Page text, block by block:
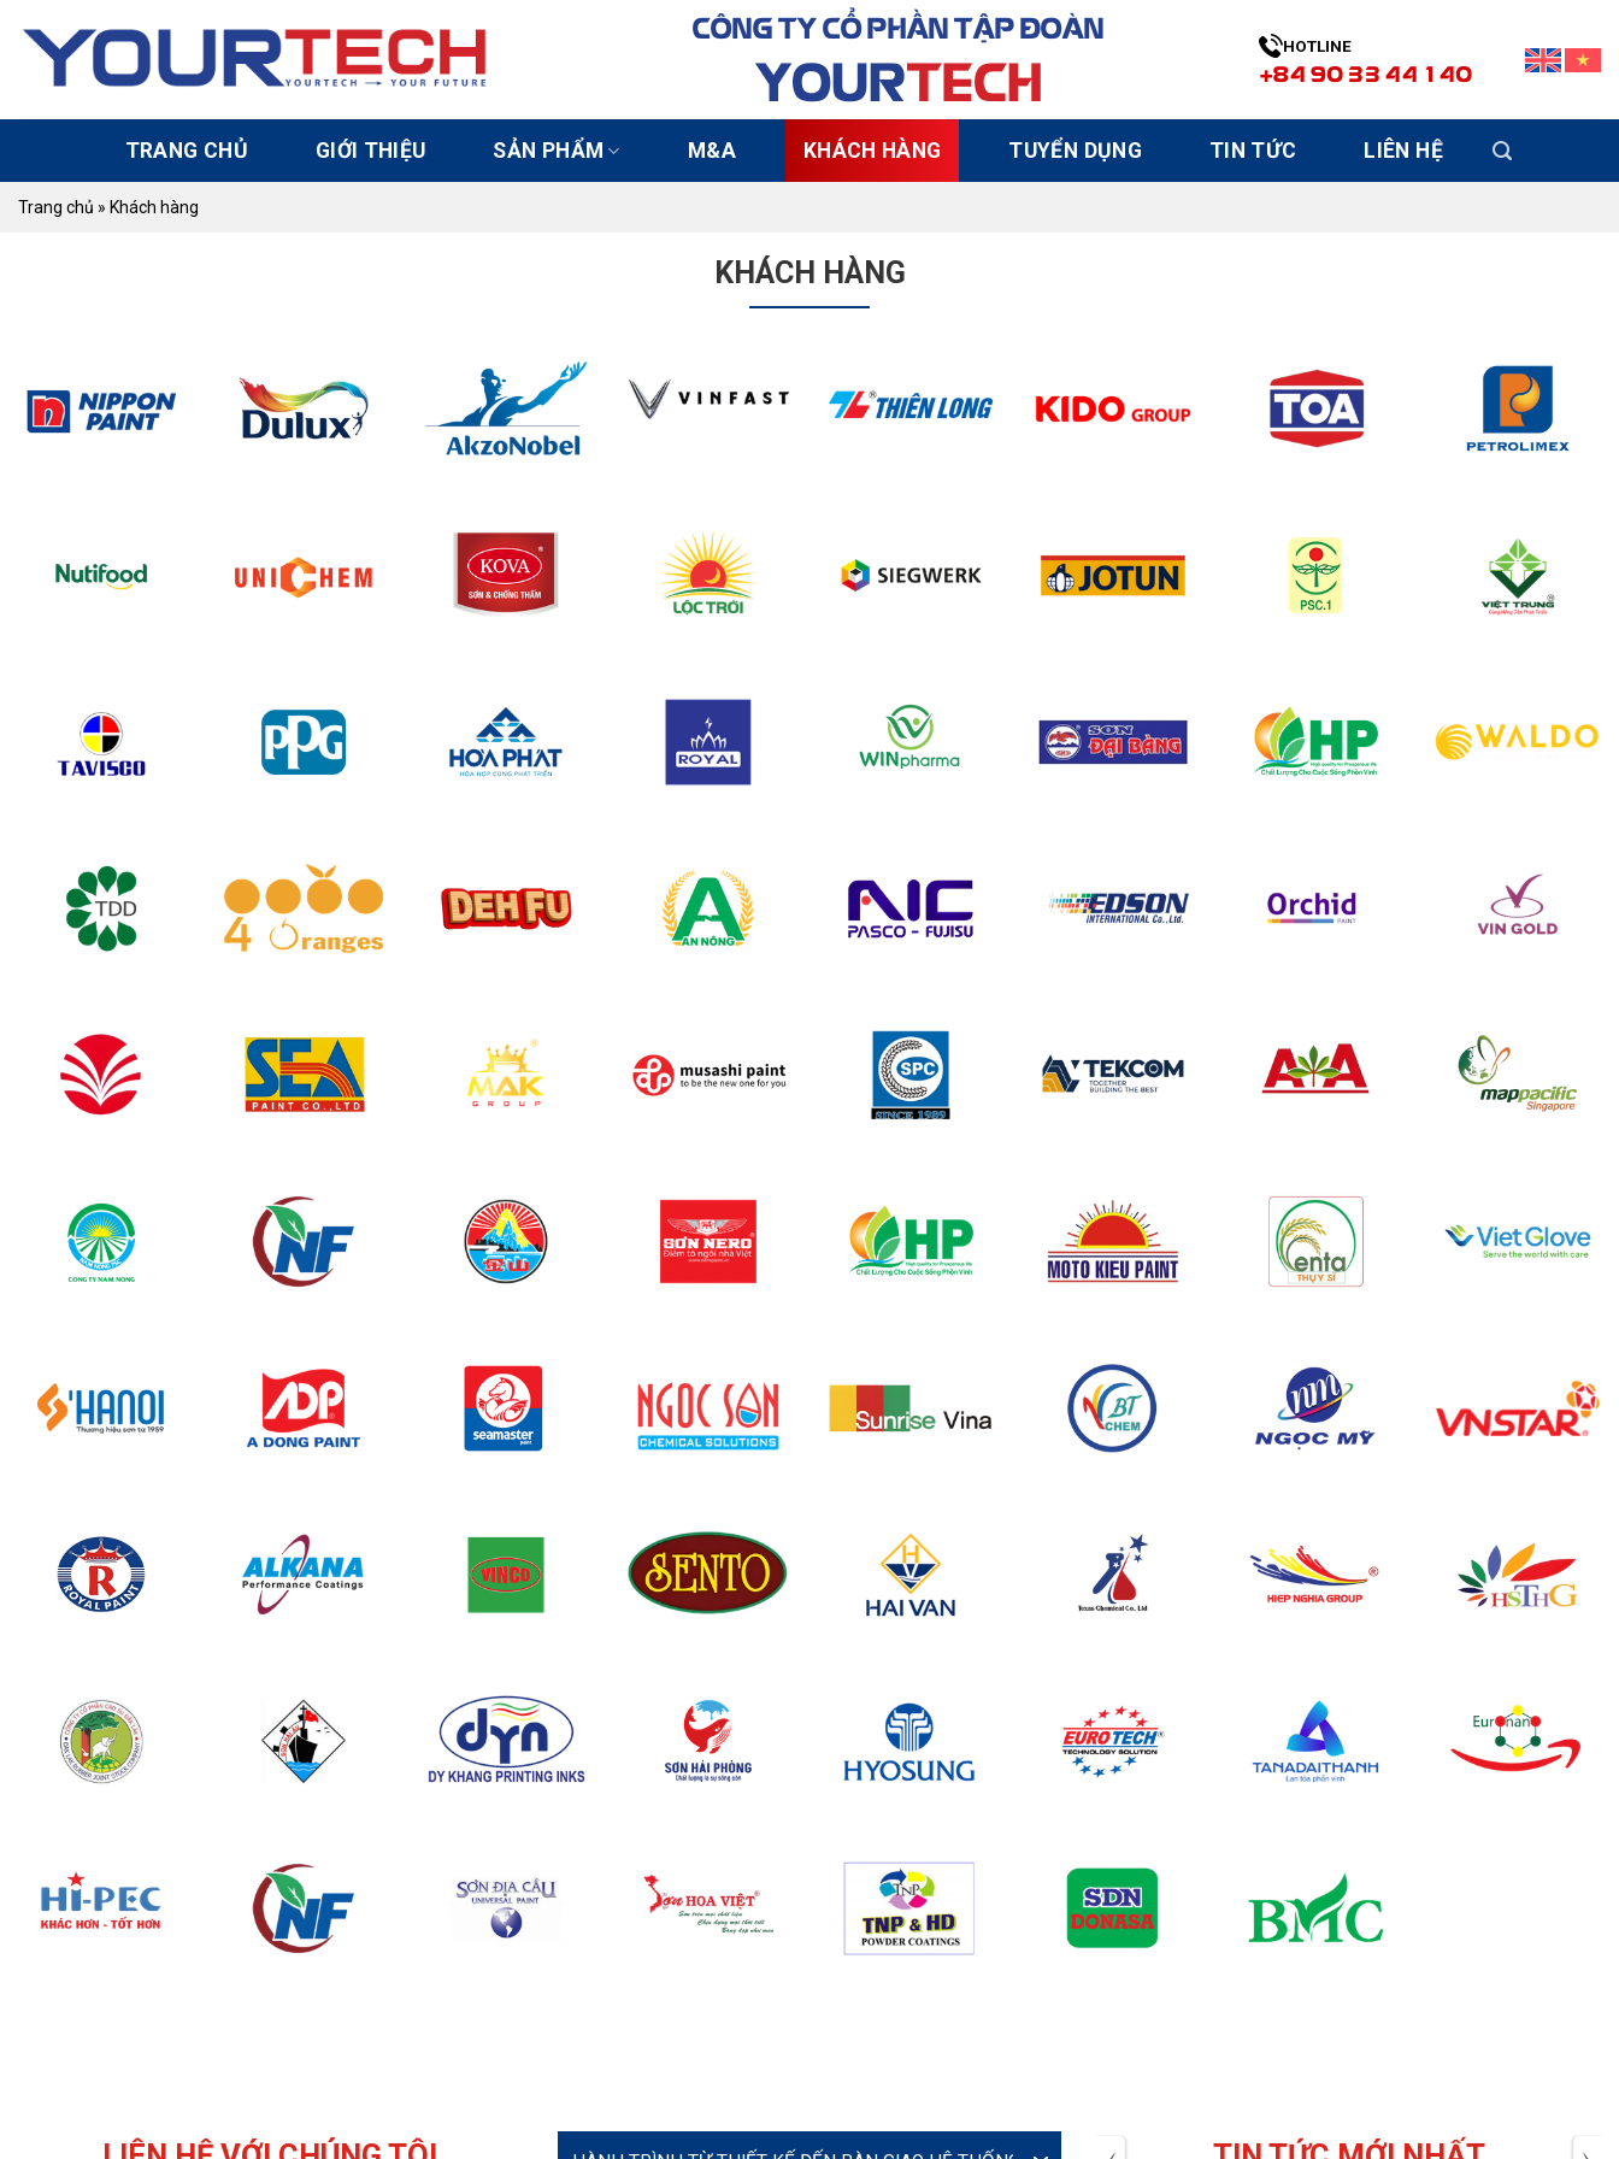
CÔNG TY CỔ PHẦN TẬP ĐOÀN
YOURTECH HOTLINE
+84 90 33 44 140
TRANG CHỦ GIỚI THIỆU SẢN PHẨM M&A KHÁCH HÀNG TUYỂN DỤNG TIN TỨC LIÊN HỆ
Trang chủ » Khách hàng
KHÁCH HÀNG